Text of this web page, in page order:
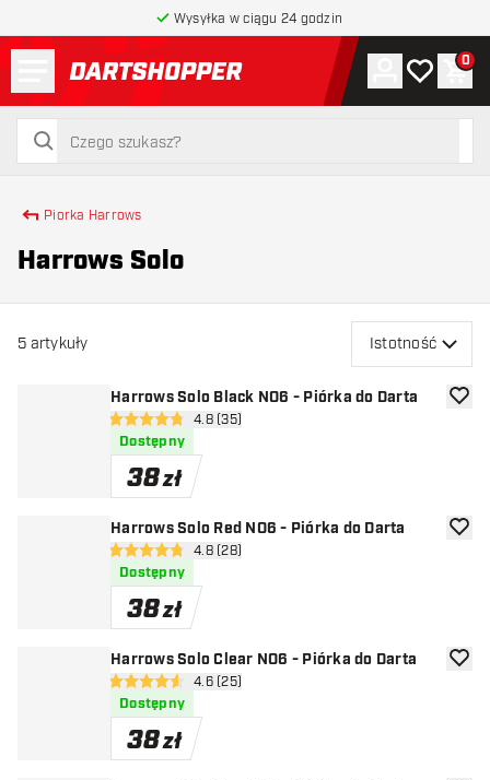
Wysyłka w ciągu 24 godzin
powrót do strony głównej
szukaj
szukaj
Konto
Moja lista
0
Piorka Harrows
Harrows Solo
5 artykuły Istotność
Harrows Solo Black NO6 - Piórka do Darta
otwórz panel recenzji
4.8 gwiazdki oceny
4.8 (35)
Dostępny
38zł
Harrows Solo Red NO6 - Piórka do Darta
otwórz panel recenzji
4.8 gwiazdki oceny
4.8 (28)
Dostępny
38zł
Harrows Solo Clear NO6 - Piórka do Darta
otwórz panel recenzji
4.6 gwiazdki oceny
4.6 (25)
Dostępny
38zł